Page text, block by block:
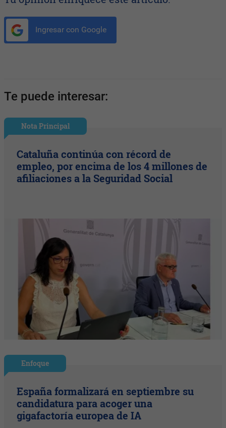
Ingresar con Google
Te puede interesar:
Nota Principal
Cataluña continúa con récord de
empleo, por encima de los 4 millones de
afiliaciones a la Seguridad Social
Enfoque
España formalizará en septiembre su
candidatura para acoger una
gigafactoría europea de IA